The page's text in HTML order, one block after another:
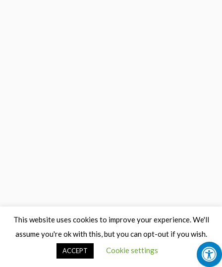
This website uses cookies to improve your experience. We'll
assume you're ok with this, but you can opt-out if you wish.
Cookie settings
ACCEPT